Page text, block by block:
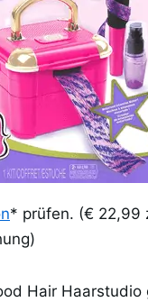
* prüfen. (€ 22,99
Hair Haarstudio